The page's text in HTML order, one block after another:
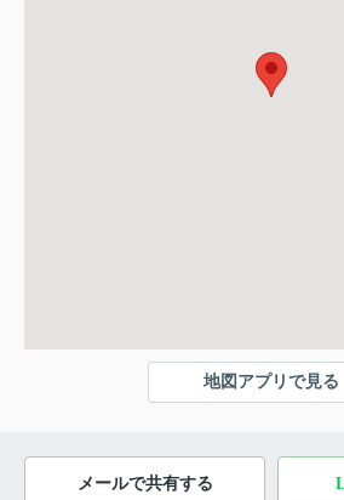
地図アプリで見る
メールで共有する